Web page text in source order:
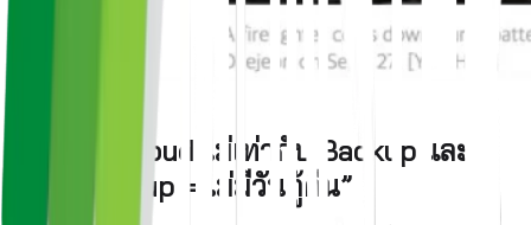
บทเรียน: Cloud ไม่เท่ากับ Backup และ
“ไม่มี Backup = ไม่มีวันกู้คืน”